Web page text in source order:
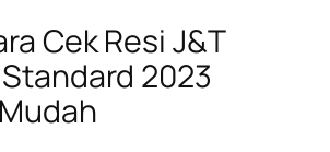
Cek Resi J&T
2023